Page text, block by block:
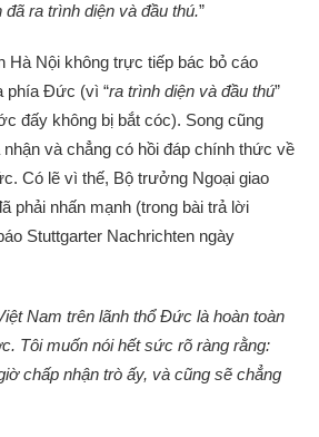
đã ra trình diện và đầu thú.”
Hà Nội không trực tiếp bác bỏ cáo
phía Đức (vì “ra trình diện và đầu thú”
đấy không bị bắt cóc). Song cũng
và chẳng có hồi đáp chính thức về
Có lẽ vì thế, Bộ trưởng Ngoại giao
phải nhấn mạnh (trong bài trả lời
Stuttgarter Nachrichten ngày
Nam trên lãnh thổ Đức là hoàn toàn
Tôi muốn nói hết sức rõ ràng rằng:
chấp nhận trò ấy, và cũng sẽ chẳng